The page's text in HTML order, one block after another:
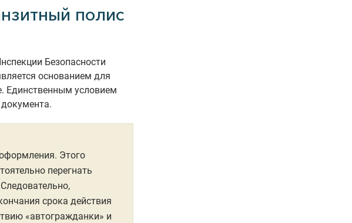
полис
Безопасности
основанием для
Единственным условием
Этого
перегнать
срока действия
«автогражданки» и